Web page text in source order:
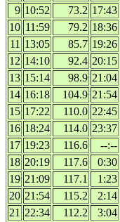
9 10:52 73.2 17:43
10 11:59 79.2 18:36
11 13:05 85.7 19:26
12 14:10 92.4 20:15
13 15:14 98.9 21:04
14 16:18 104.9 21:54
15 17:22 110.0 22:45
16 18:24 114.0 23:37
17 19:23 116.6 --:--
18 20:19 117.6 0:30
19 21:09 117.1 1:23
20 21:54 115.2 2:14
21 22:34 112.2 3:04